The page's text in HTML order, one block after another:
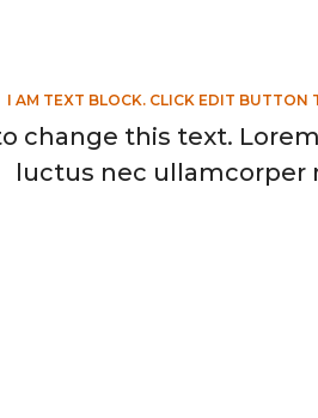
I AM TEXT BLOCK. CLICK EDIT BUTTON
change this text.
luctus nec ullamcorper